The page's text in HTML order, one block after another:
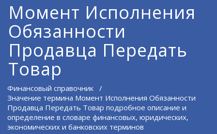
Момент Исполнения
Обязанности
Продавца Передать
Товар
Финансовый справочник /
Значение термина Момент Исполнения Обязанности
Продавца Передать Товар подробное описание и
определение в словаре финансовых, юридических,
экономических и банковских терминов